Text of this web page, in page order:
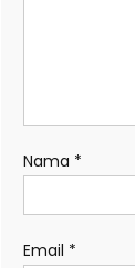
Nama *
Email *